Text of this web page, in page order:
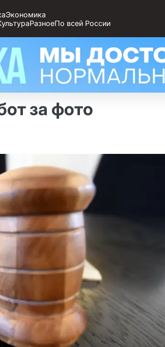
Экономика
РазноеПо всей России
за фото